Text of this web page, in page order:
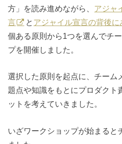
方」を読み進めながら、 アジャ
言
と アジャイル宣言の背後に
個ある原則から1つを選んでチ
プを開催しました。
選択した原則を起点に、チーム
題点や知識をもとにプロダクト
ットを考えていきました。
いざワークショップが始まると